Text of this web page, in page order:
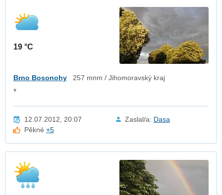
19 °C
Brno Bosonohy 257 mnm / Jihomoravský kraj
*
12.07.2012, 20:07 Zaslal/a: Dasa
Pěkné+5